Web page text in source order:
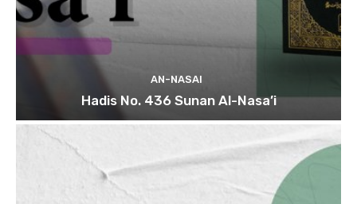
AN-NASAI
Hadis No. 436 Sunan Al-Nasa’i